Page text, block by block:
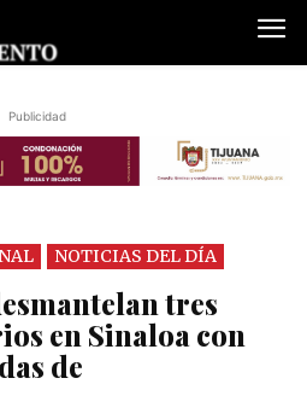
Publicidad
NOTICIAS DEL DÍA
tres
en Sinaloa con
de